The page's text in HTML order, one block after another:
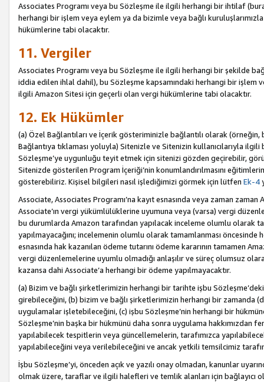
Associates Programı veya bu Sözleşme ile ilgili herhangi bir ihtilaf
herhangi bir işlem veya eylem ya da bizimle veya bağlı
hükümlerine tabi olacaktır.
11. Vergiler
Associates Programı veya bu Sözleşme ile ilgili herhangi bir şekilde
iddia edilen ihlal dahil), bu Sözleşme kapsamındaki herhangi bir işlem
ilgili Amazon Sitesi için geçerli olan vergi hükümlerine tabi olacaktır.
12. Ek Hükümler
(a) Özel Bağlantıları ve İçerik gösteriminizle bağlantılı olarak
Bağlantıya tıklaması yoluyla) Sitenizle ve Sitenizin kullanıcılarıyla
Sözleşme’ye uygunluğu teyit etmek için sitenizi gözden geçirebilir,
Sitenizde gösterilen Program İçeriği’nin konumlandırılmasını
gösterebiliriz. Kişisel bilgileri nasıl işlediğimizi görmek için lütfen Ek-4
Associate, Associates Programı’na kayıt esnasında veya zaman
Associate’ın vergi yükümlülüklerine uyumuna veya (varsa) vergi
bu durumlarda Amazon tarafından yapılacak inceleme olumlu olarak
yapılmayacağını; incelemenin olumlu olarak tamamlanması
esnasında hak kazanılan ödeme tutarını ödeme kararının tamamen
vergi düzenlemelerine uyumlu olmadığı anlaşılır ve süreç olumsuz
kazansa dahi Associate’a herhangi bir ödeme yapılmayacaktır.
(a) Bizim ve bağlı şirketlerimizin herhangi bir tarihte işbu
girebileceğini, (b) bizim ve bağlı şirketlerimizin herhangi bir zamanda
uygulamalar işletebileceğini, (c) işbu Sözleşme’nin herhangi bir
Sözleşme’nin başka bir hükmünü daha sonra uygulama hakkımızdan
yapılabilecek tespitlerin veya güncellemelerin, tarafımızca
yapılabileceğini veya verilebileceğini ve ancak yetkili temsilcimiz
İşbu Sözleşme’yi, önceden açık ve yazılı onay olmadan, kanunlar
olmak üzere, taraflar ve ilgili halefleri ve temlik alanları için bağlayıcı